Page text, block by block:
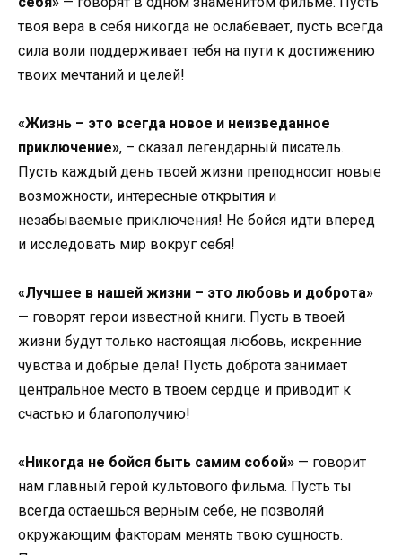
твоя вера в себя никогда не ослабевает, пусть всегда
сила воли поддерживает тебя на пути к достижению
твоих мечтаний и целей!
«Жизнь – это всегда новое и неизведанное
приключение», – сказал легендарный писатель.
Пусть каждый день твоей жизни преподносит новые
возможности, интересные открытия и
незабываемые приключения! Не бойся идти вперед
и исследовать мир вокруг себя!
«Лучшее в нашей жизни – это любовь и доброта»
— говорят герои известной книги. Пусть в твоей
жизни будут только настоящая любовь, искренние
чувства и добрые дела! Пусть доброта занимает
центральное место в твоем сердце и приводит к
счастью и благополучию!
«Никогда не бойся быть самим собой» — говорит
нам главный герой культового фильма. Пусть ты
всегда остаешься верным себе, не позволяй
окружающим факторам менять твою сущность.